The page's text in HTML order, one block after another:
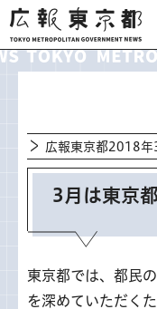
広報東京都
広報東京都2018年
3月は東京
東京都では、都民
を深めていただく